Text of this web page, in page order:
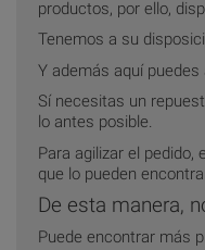
productos, por ello,
Tenemos a su
Y además aquí
Sí necesitas un
lo antes posible.
Para agilizar el
que lo pueden
De esta manera,
Puede encontrar más